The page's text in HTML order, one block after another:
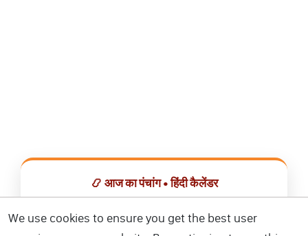
📿 आज का पंचांग • हिंदी कैलेंडर
We use cookies to ensure you get the best user